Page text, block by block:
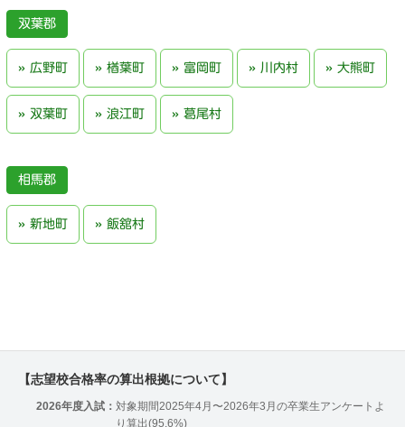
双葉郡
広野町 楢葉町 富岡町 川内村 大熊町
双葉町 浪江町 葛尾村
相馬郡
新地町 飯舘村
【志望校合格率の算出根拠について】
2026年度入試： 対象期間2025年4月〜2026年3月の卒業生アンケートよ
り算出(95.6%)